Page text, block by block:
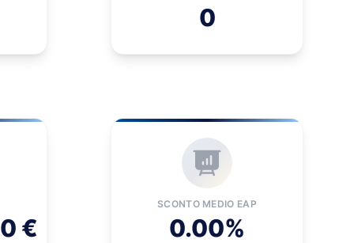
0
€
SCONTO MEDIO EAP
0.00%